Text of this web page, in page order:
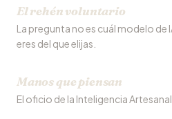
El rehén voluntario
La pregunta no es cuál modelo de
eres del que elijas.
Manos que piensan
El oficio de la Inteligencia Artesanal